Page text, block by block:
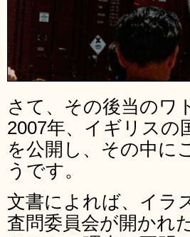
さて、その後当のワ
2007年、イギリスの
を公開し、その中に
うです。
文書によれば、イラ
査問委員会が開かれ